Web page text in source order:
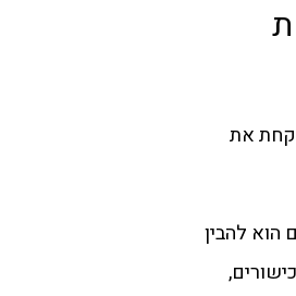
את
להבין